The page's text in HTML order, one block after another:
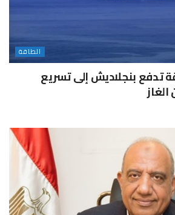
الطاقة
تدفع بنجلاديش إلى تسريع